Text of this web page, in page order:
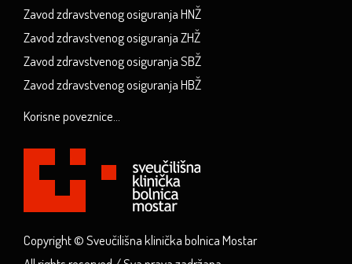
Zavod zdravstvenog osiguranja HNŽ
Zavod zdravstvenog osiguranja ZHŽ
Zavod zdravstvenog osiguranja SBŽ
Zavod zdravstvenog osiguranja HBŽ
Korisne poveznice...
Copyright © Sveučilišna klinička bolnica Mostar